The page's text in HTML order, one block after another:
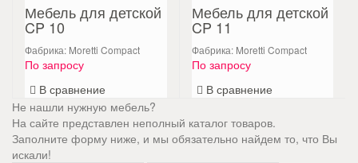
Мебель для детской
CP 10
Фабрика: Moretti Compact
По запросу
В сравнение
Мебель для детской
CP 11
Фабрика: Moretti Compact
По запросу
В сравнение
Не нашли нужную мебель?
На сайте представлен неполный каталог товаров.
Заполните форму ниже, и мы обязательно найдем то, что Вы
искали!